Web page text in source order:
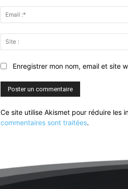
Enregistrer mon nom, email et site
Ce site utilise Akismet pour réduire les
commentaires sont traitées.